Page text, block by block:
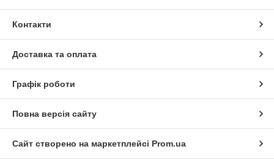
Контакти
Доставка та оплата
Графік роботи
Повна версія сайту
Сайт створено на маркетплейсі Prom.ua